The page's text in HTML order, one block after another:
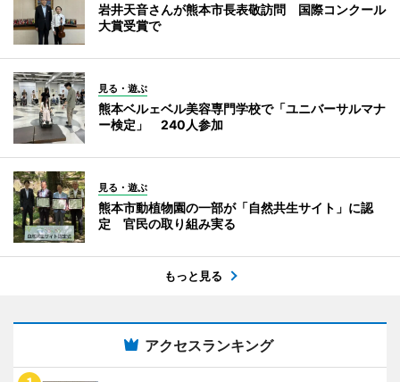
岩井天音さんが熊本市長表敬訪問 国際コンクール
大賞受賞で
見る・遊ぶ
熊本ベルェベル美容専門学校で「ユニバーサルマナ
ー検定」 240人参加
見る・遊ぶ
熊本市動植物園の一部が「自然共生サイト」に認
定 官民の取り組み実る
もっと見る
アクセスランキング